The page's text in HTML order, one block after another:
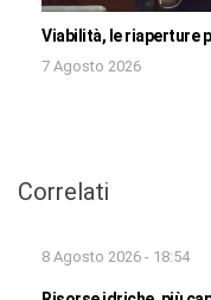
Viabilità, le riaperture
7 Agosto 2026
Correlati
8 Agosto 2026 - 18:54